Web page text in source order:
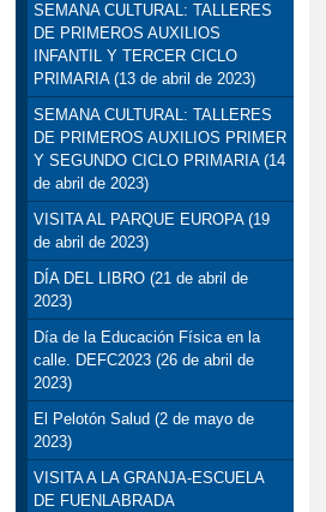
SEMANA CULTURAL: TALLERES
DE PRIMEROS AUXILIOS
INFANTIL Y TERCER CICLO
PRIMARIA (13 de abril de 2023)
SEMANA CULTURAL: TALLERES
DE PRIMEROS AUXILIOS PRIMER
Y SEGUNDO CICLO PRIMARIA (14
de abril de 2023)
VISITA AL PARQUE EUROPA (19
de abril de 2023)
DÍA DEL LIBRO (21 de abril de
2023)
Día de la Educación Física en la
calle. DEFC2023 (26 de abril de
2023)
El Pelotón Salud (2 de mayo de
2023)
VISITA A LA GRANJA-ESCUELA
DE FUENLABRADA